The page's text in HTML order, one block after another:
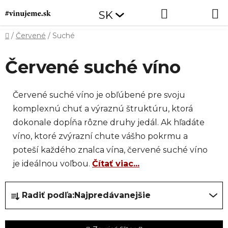
na
obsah
SK
Domov
/ Červené / Suché
Červené suché víno
Červené suché víno je obľúbené pre svoju
komplexnú chuť a výraznú štruktúru, ktorá
dokonale dopĺňa rôzne druhy jedál. Ak hľadáte
víno, ktoré zvýrazní chute vášho pokrmu a
poteší každého znalca vína, červené suché víno
je ideálnou voľbou. Čítať viac...
a
d
Radiť podľa:Najpredávanejšie